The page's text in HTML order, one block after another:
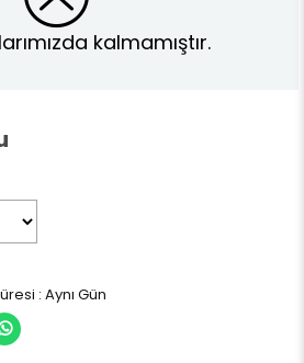
kalmamıştır.
: Aynı Gün